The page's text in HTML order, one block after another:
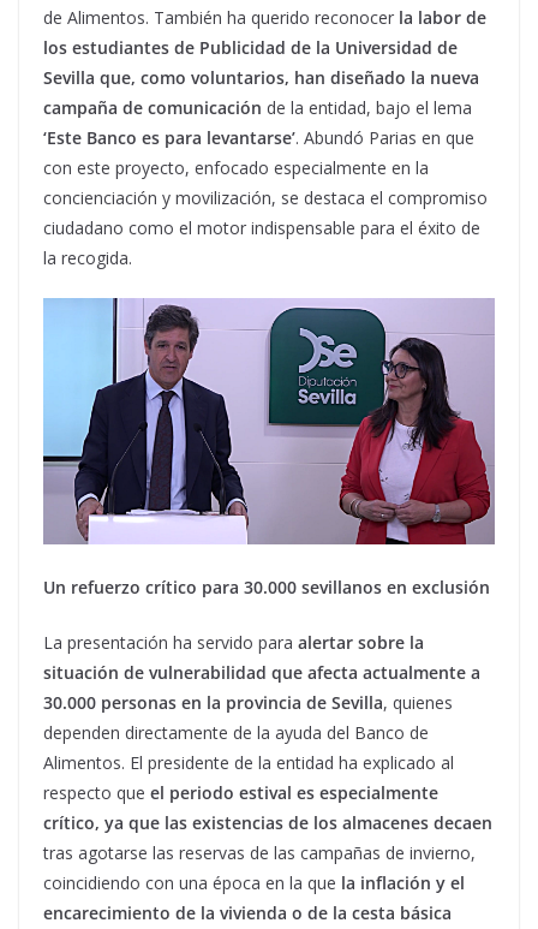
de Alimentos. También ha querido reconocer la labor de
los estudiantes de Publicidad de la Universidad de
Sevilla que, como voluntarios, han diseñado la nueva
campaña de comunicación de la entidad, bajo el lema
‘Este Banco es para levantarse’. Abundó Parias en que
con este proyecto, enfocado especialmente en la
concienciación y movilización, se destaca el compromiso
ciudadano como el motor indispensable para el éxito de
la recogida.
Un refuerzo crítico para 30.000 sevillanos en exclusión
La presentación ha servido para alertar sobre la
situación de vulnerabilidad que afecta actualmente a
30.000 personas en la provincia de Sevilla, quienes
dependen directamente de la ayuda del Banco de
Alimentos. El presidente de la entidad ha explicado al
respecto que el periodo estival es especialmente
crítico, ya que las existencias de los almacenes decaen
tras agotarse las reservas de las campañas de invierno,
coincidiendo con una época en la que la inflación y el
encarecimiento de la vivienda o de la cesta básica